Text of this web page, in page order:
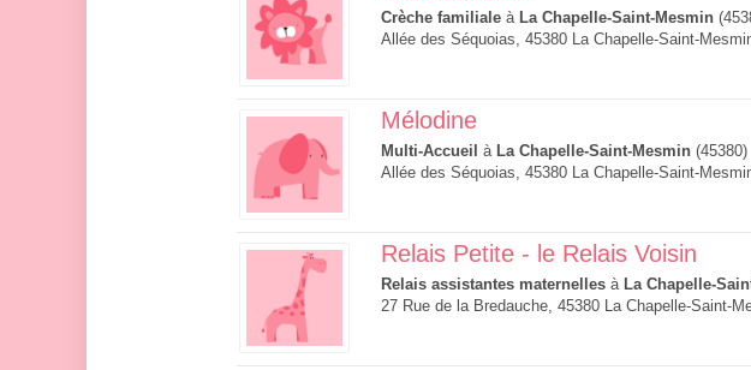
Crèche familiale à La Chapelle-Saint-Mesmin
Allée des Séquoias, 45380 La Chapelle-Saint-
Mélodine
Multi-Accueil à La Chapelle-Saint-Mesmin (45380)
Allée des Séquoias, 45380 La Chapelle-Saint-
Relais Petite - le Relais Voisin
Relais assistantes maternelles à La Chapelle-
27 Rue de la Bredauche, 45380 La Chapelle-Saint-